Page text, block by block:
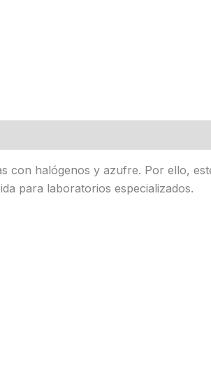
con halógenos y azufre. Por ello,
para laboratorios especializados.